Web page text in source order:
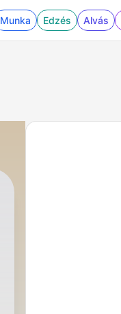
Munka Edzés Alvás